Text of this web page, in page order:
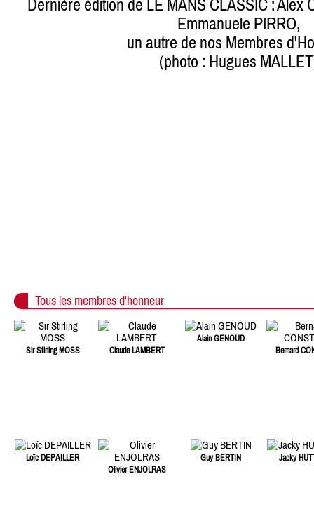
Dernière édition de LE MANS CLASSIC : Alex
Emmanuele PIRRO,
un autre de nos Membres
(photo : Hugues
Tous les membres d'honneur
Sir Stirling MOSS Claude LAMBERT
Alain GENOUD
Bernard
Loïc DEPAILLER
Olivier ENJOLRAS
Guy BERTIN Jacky